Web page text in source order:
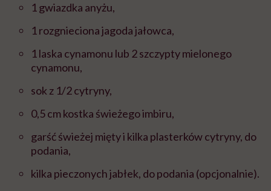
1 gwiazdka anyżu,
1 rozgnieciona jagoda jałowca,
1 laska cynamonu lub 2 szczypty mielonego
cynamonu,
sok z 1/2 cytryny,
0,5 cm kostka świeżego imbiru,
garść świeżej mięty i kilka plasterków cytryny, do
podania,
kilka pieczonych jabłek, do podania (opcjonalnie).